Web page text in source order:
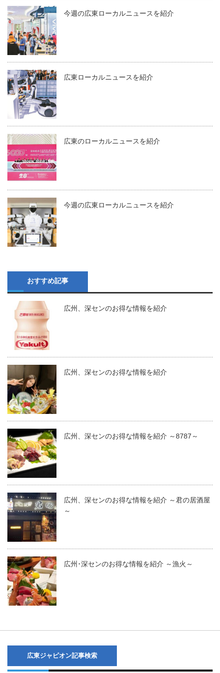
今週の広東ローカルニュースを紹介
広東ローカルニュースを紹介
広東のローカルニュースを紹介
今週の広東ローカルニュースを紹介
おすすめ記事
広州、深センのお得な情報を紹介
広州、深センのお得な情報を紹介
広州、深センのお得な情報を紹介 ～8787～
広州、深センのお得な情報を紹介 ～君の居酒屋
～
広州･深センのお得な情報を紹介 ～漁火～
広東ジャピオン記事検索